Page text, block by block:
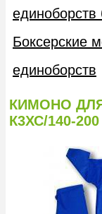
единоборств
Боксерские
единоборств
КИМОНО
К3ХС/140-200